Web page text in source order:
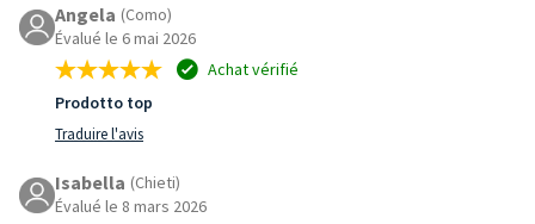
Angela (Como)
Évalué le 6 mai 2026
Achat vérifié
Prodotto top
Traduire l'avis
Isabella (Chieti)
Évalué le 8 mars 2026